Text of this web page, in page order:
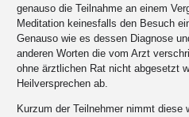
genauso die Teilnahme an einem
Meditation keinesfalls den Besuch
Genauso wie es dessen Diagnose
anderen Worten die vom Arzt
ohne ärztlichen Rat nicht abgesetzt
Heilversprechen ab.
Kurzum der Teilnehmer nimmt diese